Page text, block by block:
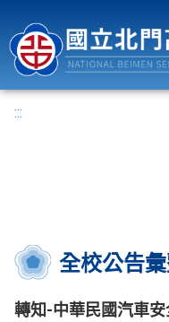
:::
全校公告
轉知-中華民國汽車